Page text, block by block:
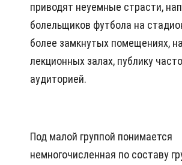
приводят неуемные страсти,
болельщиков футбола на
более замкнутых помещениях,
лекционных залах, публику
аудиторией.
Под малой группой понимается
немногочисленная по составу